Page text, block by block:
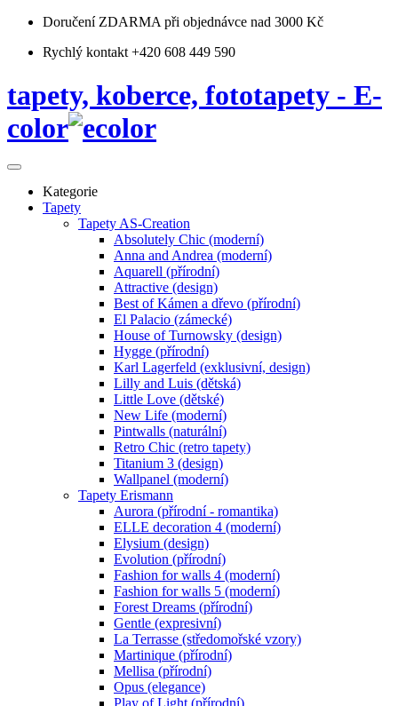
Doručení ZDARMA při objednávce nad 3000 Kč
Rychlý kontakt +420 608 449 590
tapety, koberce, fototapety - E-
color
Kategorie
Tapety
Tapety AS-Creation
Absolutely Chic (moderní)
Anna and Andrea (moderní)
Aquarell (přírodní)
Attractive (design)
Best of Kámen a dřevo (přírodní)
El Palacio (zámecké)
House of Turnowsky (design)
Hygge (přírodní)
Karl Lagerfeld (exklusivní, design)
Lilly and Luis (dětská)
Little Love (dětské)
New Life (moderní)
Pintwalls (naturální)
Retro Chic (retro tapety)
Titanium 3 (design)
Wallpanel (moderní)
Tapety Erismann
Aurora (přírodní - romantika)
ELLE decoration 4 (moderní)
Elysium (design)
Evolution (přírodní)
Fashion for walls 4 (moderní)
Fashion for walls 5 (moderní)
Forest Dreams (přírodní)
Gentle (expresivní)
La Terrasse (středomořské vzory)
Martinique (přírodní)
Mellisa (přírodní)
Opus (elegance)
Play of Light (přírodní)